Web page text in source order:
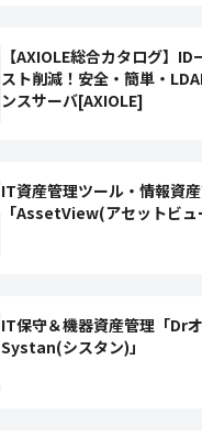
【AXIOLE総合カタログ】
スト削減！安全・簡単・
ンスサーバ[AXIOLE]
IT資産管理ツール・情報資
「AssetView(アセットビュ
IT保守＆機器資産管理「Dr
Systan(シスタン)」